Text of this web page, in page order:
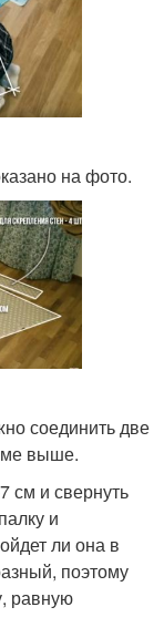
на фото.
соединить две
выше.
см и свернуть
и
ли она в
поэтому
равную